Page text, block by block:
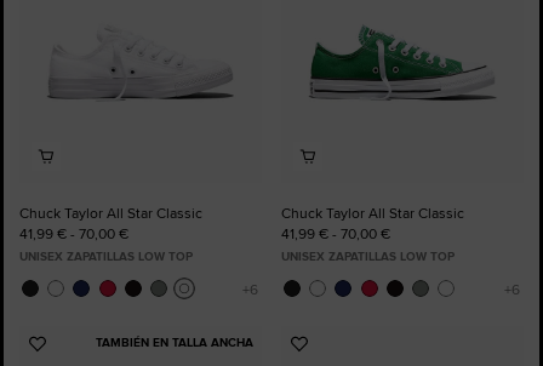
Chuck Taylor All Star Classic
41,99 € - 70,00 €
UNISEX ZAPATILLAS LOW TOP
Chuck Taylor All Star Classic
41,99 € - 70,00 €
UNISEX ZAPATILLAS LOW TOP
TAMBIÉN EN TALLA ANCHA
Añadir
Añadir